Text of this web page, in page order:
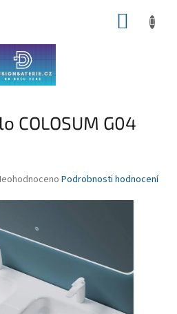
COLOSUM G04
Podrobnosti hodnocení